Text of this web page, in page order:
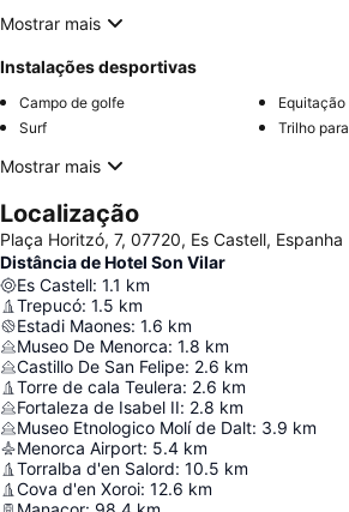
Mostrar mais
Instalações desportivas
Campo de golfe
Equitação
Surf
Trilho
Mostrar mais
Localização
Plaça Horitzó, 7, 07720, Es Castell, Espanha
Distância de Hotel Son Vilar
Es Castell: 1.1 km
Trepucó: 1.5 km
Estadi Maones: 1.6 km
Museo De Menorca: 1.8 km
Castillo De San Felipe: 2.6 km
Torre de cala Teulera: 2.6 km
Fortaleza de Isabel II: 2.8 km
Museo Etnologico Molí de Dalt: 3.9 km
Menorca Airport: 5.4 km
Torralba d'en Salord: 10.5 km
Cova d'en Xoroi: 12.6 km